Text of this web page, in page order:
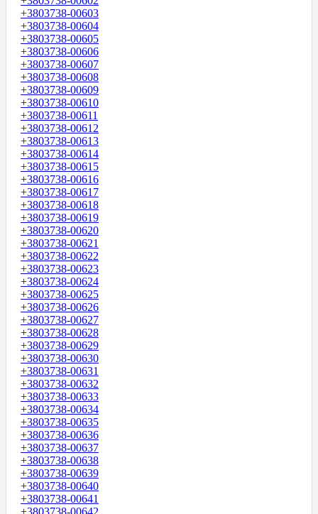
+3803738-00603
+3803738-00604
+3803738-00605
+3803738-00606
+3803738-00607
+3803738-00608
+3803738-00609
+3803738-00610
+3803738-00611
+3803738-00612
+3803738-00613
+3803738-00614
+3803738-00615
+3803738-00616
+3803738-00617
+3803738-00618
+3803738-00619
+3803738-00620
+3803738-00621
+3803738-00622
+3803738-00623
+3803738-00624
+3803738-00625
+3803738-00626
+3803738-00627
+3803738-00628
+3803738-00629
+3803738-00630
+3803738-00631
+3803738-00632
+3803738-00633
+3803738-00634
+3803738-00635
+3803738-00636
+3803738-00637
+3803738-00638
+3803738-00639
+3803738-00640
+3803738-00641
+3803738-00642